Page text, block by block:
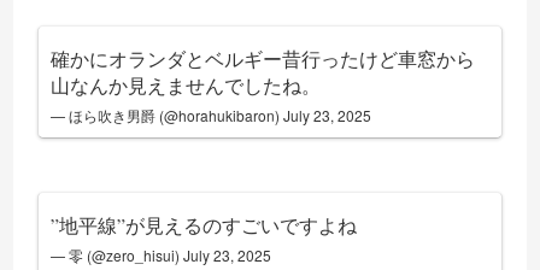
確かにオランダとベルギー昔行ったけど車窓から
山なんか見えませんでしたね。
— ほら吹き男爵 (@horahukibaron)July 23, 2025
”地平線”が見えるのすごいですよね
— 零 (@zero_hisui)July 23, 2025